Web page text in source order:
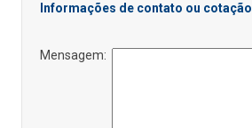
Informações de contato ou cotação
Mensagem: